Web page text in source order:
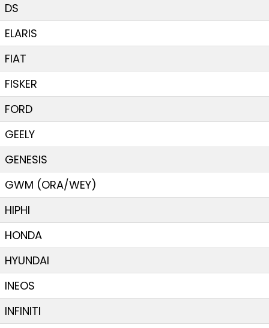
DS
ELARIS
FIAT
FISKER
FORD
GEELY
GENESIS
GWM (ORA/WEY)
HIPHI
HONDA
HYUNDAI
INEOS
INFINITI